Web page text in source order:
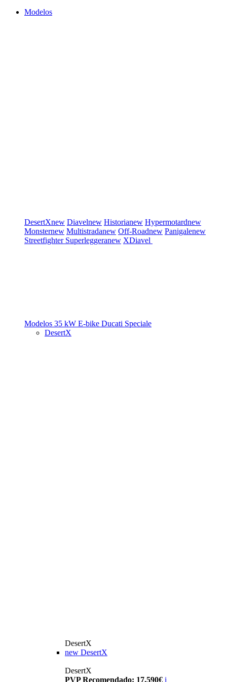
Modelos
DesertXnew Diavelnew Historianew Hypermotardnew
Monsternew Multistradanew Off-Roadnew Panigalenew
Streetfighter Superleggeranew XDiavel
Modelos 35 kW E-bike Ducati Speciale
DesertX
DesertX
new DesertX
DesertX
PVP Recomendado: 17.590€ i